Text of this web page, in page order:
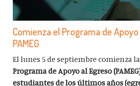
Comienza el Programa de
PAMEG
El lunes 5 de septiembre comienza la
Programa de Apoyo al Egreso
estudiantes de los últimos años